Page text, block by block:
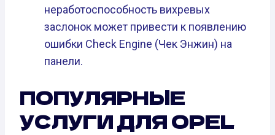
неработоспособность вихревых
заслонок может привести к появлению
ошибки Check Engine (Чек Энжин) на
панели.
ПОПУЛЯРНЫЕ
УСЛУГИ ДЛЯ OPEL